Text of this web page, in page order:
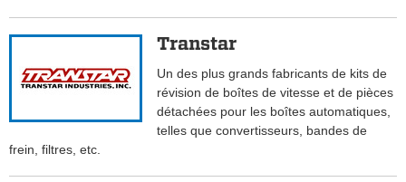
Transtar
Un des plus grands fabricants de kits de
révision de boîtes de vitesse et de pièces
détachées pour les boîtes automatiques,
telles que convertisseurs, bandes de
frein, filtres, etc.